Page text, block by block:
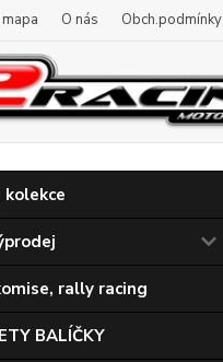
O nás Obch.podmínky
kolekce
rally racing
BALÍČKY